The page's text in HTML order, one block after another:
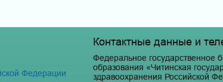
Федерации
Контактные данные и
Федеральное государственное
образования «Читинская
здравоохранения Российской